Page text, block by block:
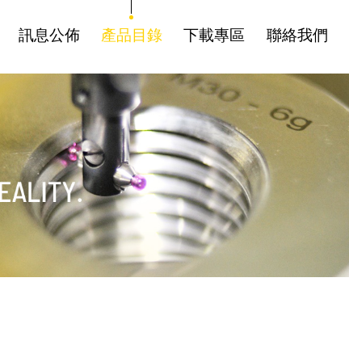
訊息公佈 產品目錄 下載專區 聯絡我們